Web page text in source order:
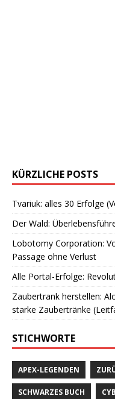
KÜRZLICHE POSTS
Tvariuk: alles 30 Erfolge
Der Wald:
Lobotomy Corporation:
Passage ohne Verlust
Alle Portal-Erfolge:
Zaubertrank herstellen:
starke Zaubertränke
STICHWORTE
APEX-LEGENDEN
SCHWARZES BUCH